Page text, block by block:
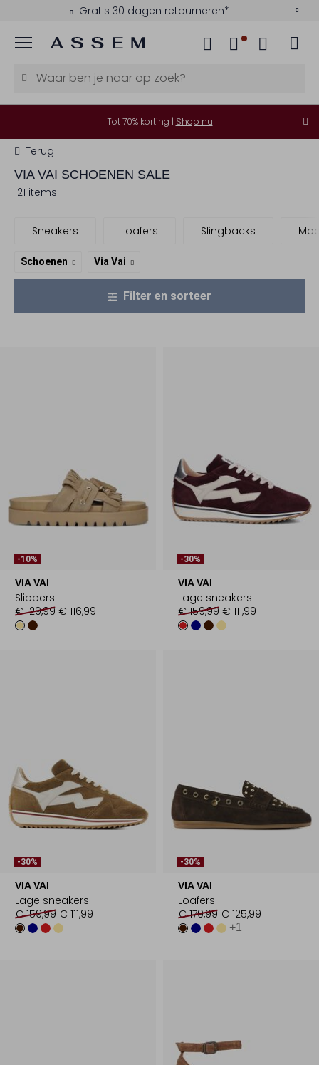
Gratis 30 dagen retourneren*
Menu
Tot 70% korting | Shop nu
Terug
VIA VAI SCHOENEN SALE
121 items
Sneakers Loafers Slingbacks
Schoenen Via Vai
Filter en sorteer
-10%
VIA VAI
Slippers
€ 129,99 € 116,99
-30%
VIA VAI
Lage sneakers
€ 159,99 € 111,99
-30%
VIA VAI
Lage sneakers
€ 159,99 € 111,99
-30%
VIA VAI
Loafers
€ 179,99 € 125,99
+1